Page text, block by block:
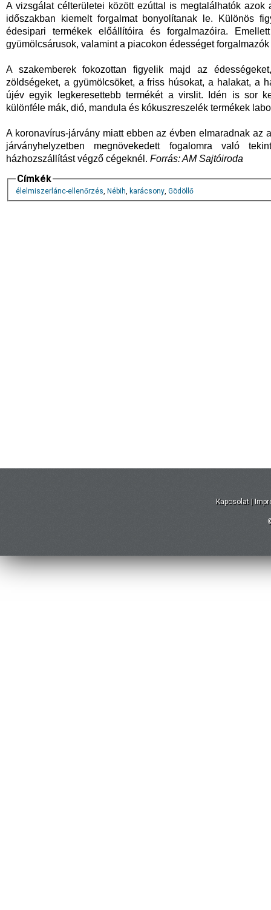
A vizsgálat célterületei között ezúttal is megtalálhatók
időszakban kiemelt forgalmat bonyolítanak le. Különös
édesipari termékek előállítóira és forgalmazóira.
gyümölcsárusok, valamint a piacokon édességet forgalmazók
A szakemberek fokozottan figyelik majd az
zöldségeket, a gyümölcsöket, a friss húsokat, a halakat, a
újév egyik legkeresettebb termékét a virslit. Idén is sor
különféle mák, dió, mandula és kókuszreszelék termékek
A koronavírus-járvány miatt ebben az évben elmaradnak az
járványhelyzetben megnövekedett fogalomra való
házhozszállítást végző cégeknél. Forrás: AM Sajtóiroda
Címkék
élelmiszerlánc-ellenőrzés, Nébih, karácsony, Gödöllő
Kapcsolat |